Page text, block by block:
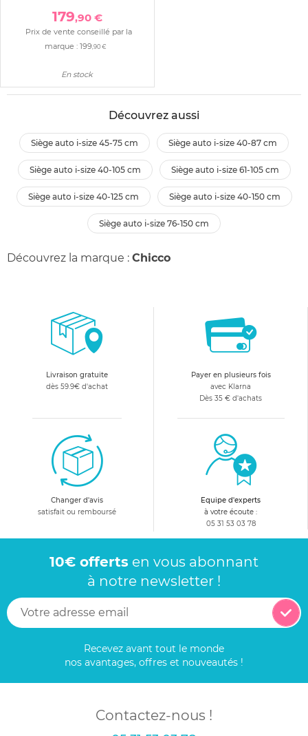
179,90 €
Prix de vente conseillé par la
marque :199 ,90 €
En stock
Découvrez aussi
siège auto i-size 45-75 cm siège auto i-size 40-87 cm
siège auto i-size 40-105 cm siège auto i-size 61-105 cm
siège auto i-size 40-125 cm siège auto i-size 40-150 cm
siège auto i-size 76-150 cm
Découvrez la marque : Chicco
Livraison gratuite
dès 59.9€ d'achat
Payer en plusieurs fois
avec Klarna
Dès 35 € d'achats
Changer d'avis
satisfait ou remboursé
Equipe d'experts
à votre écoute :
05 31 53 03 78
10€ offerts en vous abonnant
à notre newsletter !
Recevez avant tout le monde
nos avantages, offres et nouveautés !
Contactez-nous !